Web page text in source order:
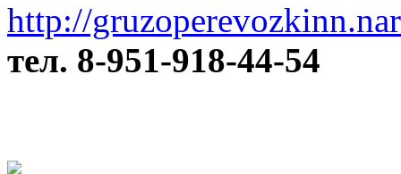
http://
тел. 8-951-918-44-54